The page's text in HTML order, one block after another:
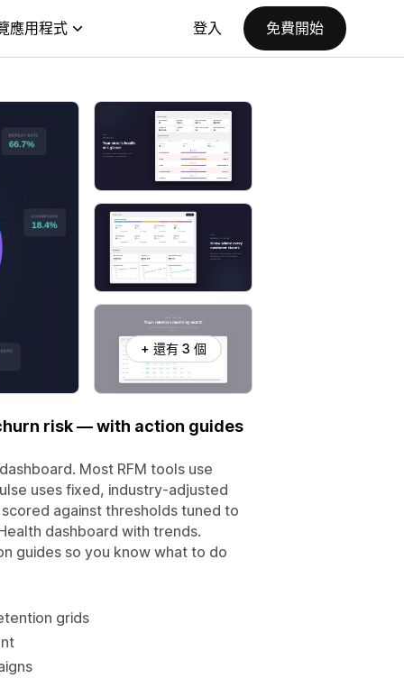
應用程式 登入 免費開始
+ 還有 3 個
risk — with action guides
Most RFM tools use
uses fixed, industry-adjusted
against thresholds tuned to
dashboard with trends.
guides so you know what to do
grids